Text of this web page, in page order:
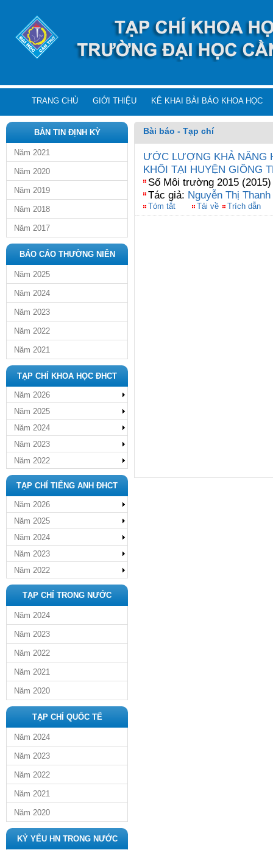
TRANG CHỦ GIỚI THIỆU KÊ KHAI BÀI BÁO KHOA HỌC
BẢN TIN ĐỊNH KỲ
Năm 2021
Năm 2020
Năm 2019
Năm 2018
Năm 2017
BÁO CÁO THƯỜNG NIÊN
Năm 2025
Năm 2024
Năm 2023
Năm 2022
Năm 2021
TẠP CHÍ KHOA HỌC ĐHCT
Năm 2026
Năm 2025
Năm 2024
Năm 2023
Năm 2022
TẠP CHÍ TIẾNG ANH ĐHCT
Năm 2026
Năm 2025
Năm 2024
Năm 2023
Năm 2022
TẠP CHÍ TRONG NƯỚC
Năm 2024
Năm 2023
Năm 2022
Năm 2021
Năm 2020
TẠP CHÍ QUỐC TẾ
Năm 2024
Năm 2023
Năm 2022
Năm 2021
Năm 2020
KỶ YẾU HN TRONG NƯỚC
Bài báo - Tạp chí
ƯỚC LƯỢNG KHẢ NĂNG
KHỐI TẠI HUYỆN GIỒNG
Số Môi trường 2015
Tác giả: Nguyễn Thị
Tóm tắt Tải về Trích dẫn